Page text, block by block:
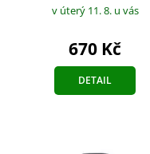
v úterý 11. 8. u vás
670 Kč
DETAIL